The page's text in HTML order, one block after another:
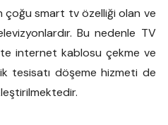
çoğu smart tv özelliği olan ve
Bu nedenle TV
internet kablosu çekme ve
tesisatı döşeme hizmeti de